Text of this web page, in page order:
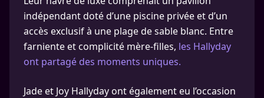
indépendant doté d’une piscine privée et d’un
accès exclusif à une plage de sable blanc. Entre
farniente et complicité mère-filles, les Hallyday
ont partagé des moments uniques.
Jade et Joy Hallyday ont également eu l’occasion